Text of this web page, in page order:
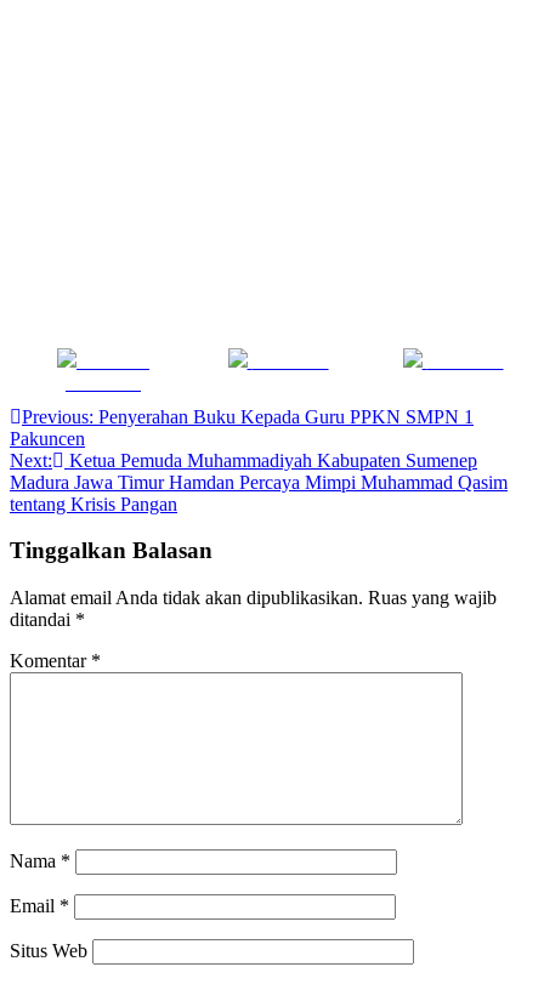
Navigasi
pos
Previous: Penyerahan Buku Kepada Guru PPKN SMPN 1
Pakuncen
Next:
Ketua Pemuda Muhammadiyah Kabupaten Sumenep
Madura Jawa Timur Hamdan Percaya Mimpi Muhammad Qasim
tentang Krisis Pangan
Tinggalkan Balasan
Alamat email Anda tidak akan dipublikasikan. Ruas yang wajib
ditandai *
Komentar *
Nama *
Email *
Situs Web